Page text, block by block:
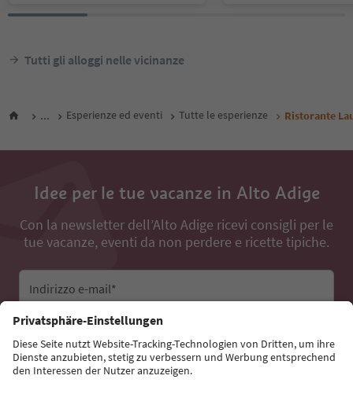
Tutti gli alloggi nelle vicinanze
... Esperienze ed eventi Tutte le esperienze Ristorante
Idee per le tue vacanze in Alto Adige
Con la newsletter dell’Alto Adige ricevi consigli per le
tue vacanze, eventi da non perdere e ricette tipiche.
Indirizzo e-mail*
Iscriviti alla newsletter